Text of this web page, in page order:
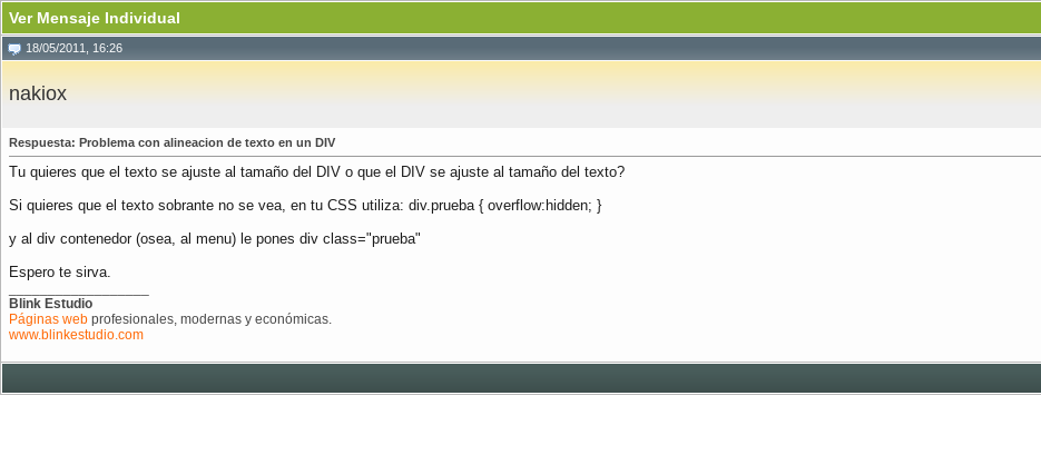
Ver Mensaje Individual
18/05/2011, 16:26
nakiox
Respuesta: Problema con alineacion de texto en un DIV
Tu quieres que el texto se ajuste al tamaño del DIV o que el DIV se ajuste al tamaño del texto?
Si quieres que el texto sobrante no se vea, en tu CSS utiliza: div.prueba { overflow:hidden; }
y al div contenedor (osea, al menu) le pones div class="prueba"
Espero te sirva.
Blink Estudio
Páginas web profesionales, modernas y económicas.
www.blinkestudio.com